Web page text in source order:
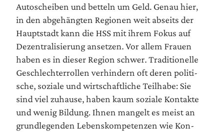
Auto­schei­ben und bet­teln um Geld. Genau hier,
in den abge­häng­ten Regio­nen weit abseits der
Haupt­stadt kann die HSS mit ihrem Fokus auf
Dezen­tra­li­sie­rung anset­zen. Vor allem Frau­en
haben es in die­ser Regi­on schwer. Tra­di­tio­nel­le
Geschlech­ter­rol­len ver­hin­dern oft deren poli­ti­
sche, sozia­le und wirt­schaft­li­che Teil­ha­be: Sie
sind viel zuhau­se, haben kaum sozia­le Kon­tak­te
und wenig Bil­dung. Ihnen man­gelt es meist an
grund­le­gen­den Lebens­kom­pe­ten­zen wie Kon­